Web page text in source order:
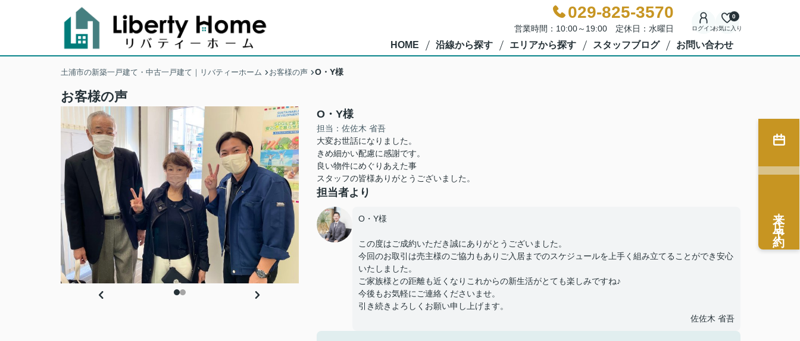
029-825-3570
営業時間：10:00～19:00 定休日：水曜日 ログインお気に入り
0
HOME 沿線から探す エリアから探す スタッフブログ お問い合わせ
土浦市の新築一戸建て・中古一戸建て｜リバティーホーム お客様の声 O・Y様
お客様の声
O・Y様
担当：佐佐木 省吾
大変お世話になりました。
きめ細かい配慮に感謝です。
良い物件にめぐりあえた事
スタッフの皆様ありがとうございました。
担当者より
O・Y様
この度はご成約いただき誠にありがとうございました。
今回のお取引は売主様のご協力もありご入居までのスケジュールを上手く組み立てることができ安心
いたしました。
ご家族様との距離も近くなりこれからの新生活がとても楽しみですね♪
今後もお気軽にご連絡くださいませ。
引き続きよろしくお願い申し上げます。
佐佐木 省吾
来店予約